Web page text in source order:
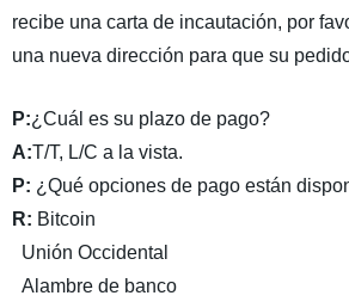
recibe una carta de incautación, por
una nueva dirección para que su
P:¿Cuál es su plazo de pago?
A:T/T, L/C a la vista.
P: ¿Qué opciones de pago están
R: Bitcoin
Unión Occidental
Alambre de banco